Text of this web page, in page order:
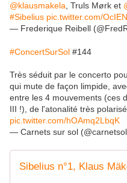
@klausmakela , Truls Mørk et
#Sibelius pic.twitter.com/
— Frederique Reibell
#ConcertSurSol #144
Très séduit par le concerto
qui mute de façon limpide,
entre les 4 mouvements (ces
III !), de l'atonalité très
pic.twitter.com/hOAmq2LbqK
— Carnets sur sol